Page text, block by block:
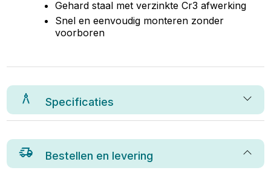
Gehard staal met verzinkte Cr3 afwerking
Snel en eenvoudig monteren zonder
voorboren
Specificaties
Bestellen en levering